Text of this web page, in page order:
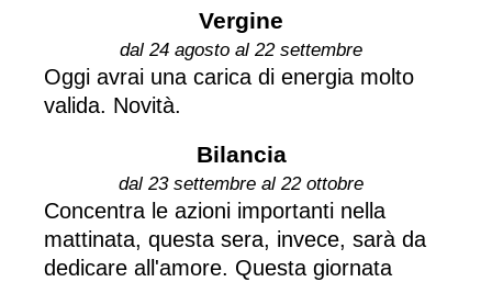
Vergine
dal 24 agosto al 22 settembre
Oggi avrai una carica di energia molto
valida. Novità.
Bilancia
dal 23 settembre al 22 ottobre
Concentra le azioni importanti nella
mattinata, questa sera, invece, sarà da
dedicare all'amore. Questa giornata